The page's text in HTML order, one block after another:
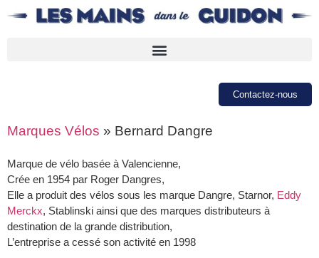
Contactez-nous
Marques Vélos » Bernard Dangre
Marque de vélo basée à Valencienne,
Crée en 1954 par Roger Dangres,
Elle a produit des vélos sous les marque Dangre, Starnor, Eddy
Merckx, Stablinski ainsi que des marques distributeurs à
destination de la grande distribution,
L’entreprise a cessé son activité en 1998